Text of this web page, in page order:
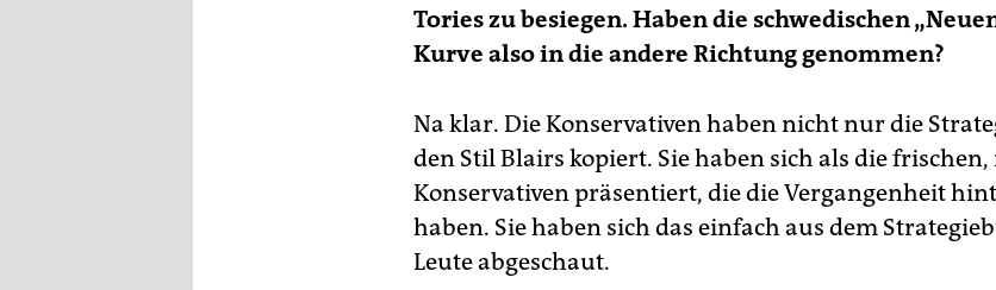
Tories zu besiegen. Haben die schwedischen
Kurve also in die andere Richtung genommen?
Na klar. Die Konservativen haben nicht nur die
den Stil Blairs kopiert. Sie haben sich als die
Konservativen präsentiert, die die Vergangenheit
haben. Sie haben sich das einfach aus dem
Leute abgeschaut.